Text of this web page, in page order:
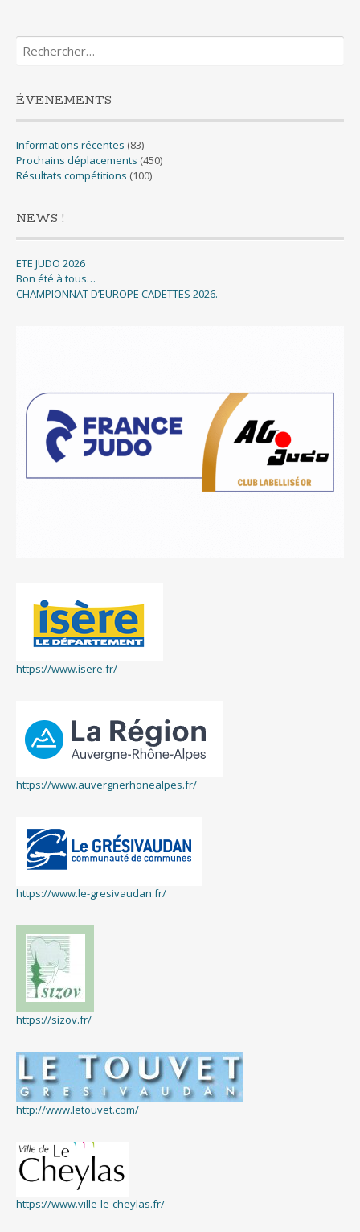
Rechercher :
ÉVENEMENTS
Informations récentes (83)
Prochains déplacements (450)
Résultats compétitions (100)
NEWS !
ETE JUDO 2026
Bon été à tous…
CHAMPIONNAT D’EUROPE CADETTES 2026.
https://www.isere.fr/
https://www.auvergnerhonealpes.fr/
https://www.le-gresivaudan.fr/
https://sizov.fr/
http://www.letouvet.com/
https://www.ville-le-cheylas.fr/